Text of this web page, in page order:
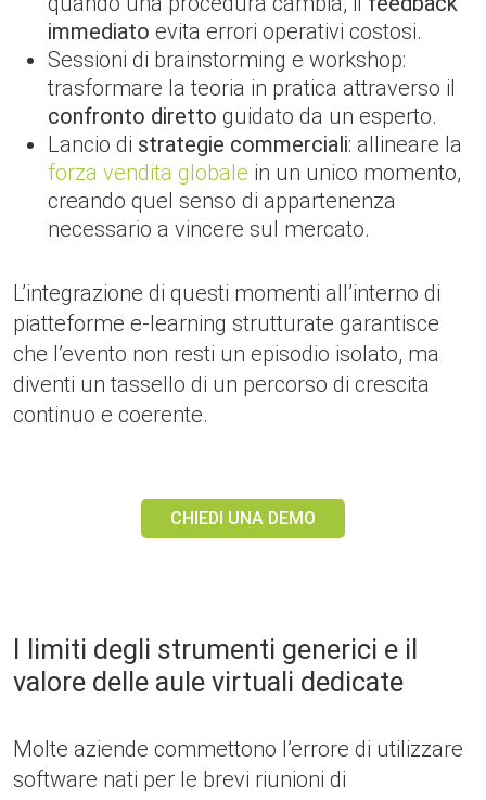
immediato evita errori operativi costosi.
Sessioni di brainstorming e workshop:
trasformare la teoria in pratica attraverso il
confronto diretto guidato da un esperto.
Lancio di strategie commerciali: allineare la
forza vendita globale in un unico momento,
creando quel senso di appartenenza
necessario a vincere sul mercato.
L’integrazione di questi momenti all’interno di
piatteforme e-learning strutturate garantisce
che l’evento non resti un episodio isolato, ma
diventi un tassello di un percorso di crescita
continuo e coerente.
CHIEDI UNA DEMO
I limiti degli strumenti generici e il
valore delle aule virtuali dedicate
Molte aziende commettono l’errore di utilizzare
software nati per le brevi riunioni di